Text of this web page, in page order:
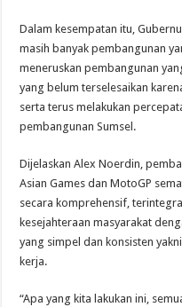
Dalam kesempatan itu,
masih banyak pembangunan
meneruskan pembangunan
yang belum terselesaikan
serta terus melakukan
pembangunan Sumsel.
Dijelaskan Alex Noerdin,
Asian Games dan MotoGP
secara komprehensif,
kesejahteraan masyarakat
yang simpel dan konsisten
kerja.
“Apa yang kita lakukan ini,